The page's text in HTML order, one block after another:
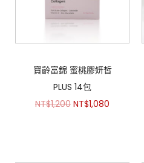
寶齡富錦 蜜桃膠妍皙
PLUS 14包
NT$1,200 NT$1,080